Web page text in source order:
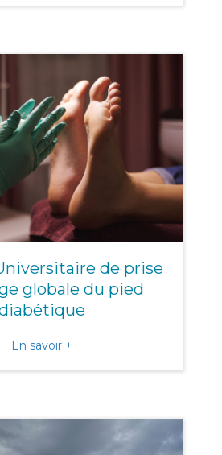
de prise
globale du pied
En savoir +